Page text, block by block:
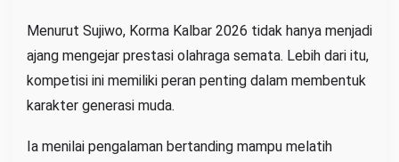
Menurut Sujiwo, Korma Kalbar 2026 tidak hanya menjadi
ajang mengejar prestasi olahraga semata. Lebih dari itu,
kompetisi ini memiliki peran penting dalam membentuk
karakter generasi muda.
Ia menilai pengalaman bertanding mampu melatih